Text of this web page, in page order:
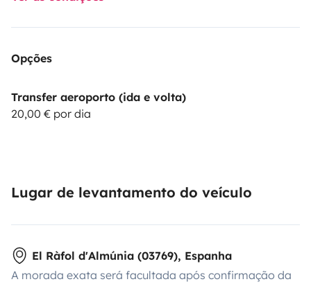
Opções
Transfer aeroporto (ida e volta)
20,00 € por dia
Lugar de levantamento do veículo
El Ràfol d'Almúnia (03769), Espanha
A morada exata será facultada após confirmação da